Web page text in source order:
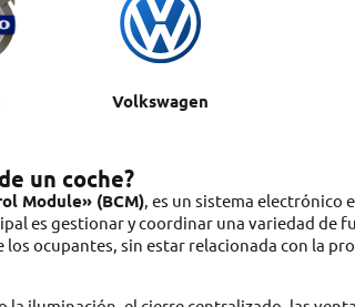
Volkswagen
un coche?
Module» (BCM), es un sistema electrónico
es gestionar y coordinar una variedad de
ocupantes, sin estar relacionada con la